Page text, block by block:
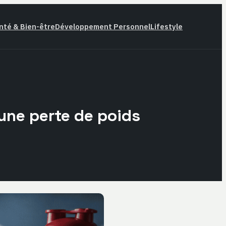
& Bien-êtreDéveloppement PersonnelLifestyle
perte de poids